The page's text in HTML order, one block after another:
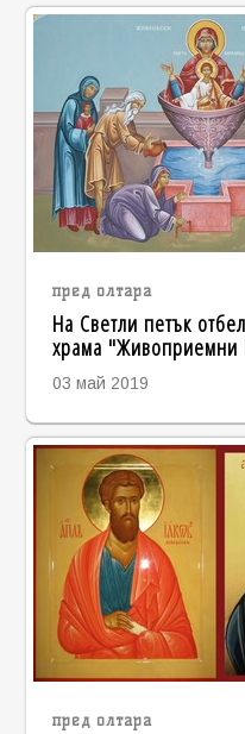
пред олтара
На Светли петък
храма "Живоприемни
03 май 2019
пред олтара